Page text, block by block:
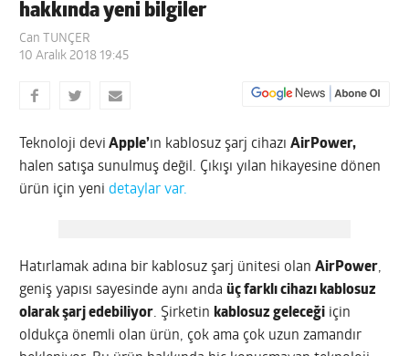
hakkında yeni bilgiler
Can TUNÇER
10 Aralık 2018 19:45
Teknoloji devi Apple’ın kablosuz şarj cihazıAirPower,
halen satışa sunulmuş değil. Çıkışı yılan hikayesine dönen
ürün için yeni detaylar var.
Hatırlamak adına bir kablosuz şarj ünitesi olanAirPower,
geniş yapısı sayesinde aynı andaüç farklı cihazı kablosuz
olarak şarj edebiliyor. Şirketin kablosuz geleceği için
oldukça önemli olan ürün, çok ama çok uzun zamandır